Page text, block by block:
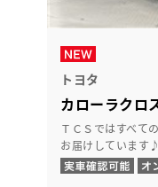
トヨタ
カローラクロ
ＴＣＳではすべて
お届けしています♪